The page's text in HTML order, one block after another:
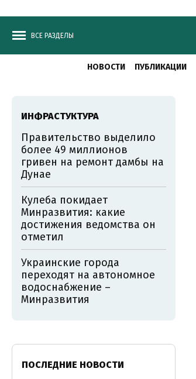
ВСЕ РАЗДЕЛЫ
НОВОСТИ ПУБЛИКАЦИИ
ИНФРАСТУКТУРА
Правительство выделило
более 49 миллионов
гривен на ремонт дамбы на
Дунае
Кулеба покидает
Минразвития: какие
достижения ведомства он
отметил
Украинские города
переходят на автономное
водоснабжение –
Минразвития
ПОСЛЕДНИЕ НОВОСТИ